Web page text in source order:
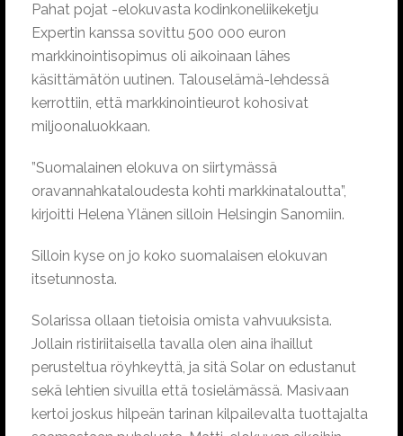
Pahat pojat -elokuvasta kodinkoneliikeketju
Expertin kanssa sovittu 500 000 euron
markkinointisopimus oli aikoinaan lähes
käsittämätön uutinen. Talouselämä-lehdessä
kerrottiin, että markkinointieurot kohosivat
miljoonaluokkaan.
”Suomalainen elokuva on siirtymässä
oravannahkataloudesta kohti markkinataloutta”,
kirjoitti Helena Ylänen silloin Helsingin Sanomiin.
Silloin kyse on jo koko suomalaisen elokuvan
itsetunnosta.
Solarissa ollaan tietoisia omista vahvuuksista.
Jollain ristiriitaisella tavalla olen aina ihaillut
perusteltua röyhkeyttä, ja sitä Solar on edustanut
sekä lehtien sivuilla että tosielämässä. Masivaan
kertoi joskus hilpeän tarinan kilpailevalta tuottajalta